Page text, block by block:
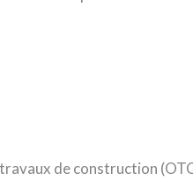
de construction